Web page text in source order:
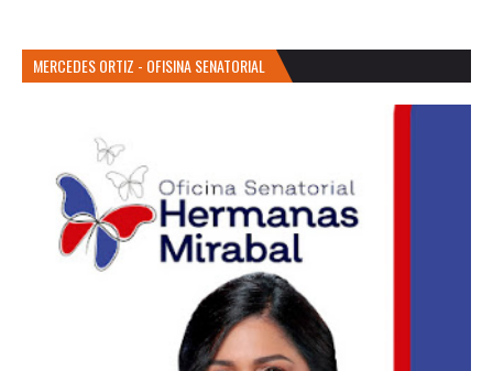
MERCEDES ORTIZ - OFISINA SENATORIAL